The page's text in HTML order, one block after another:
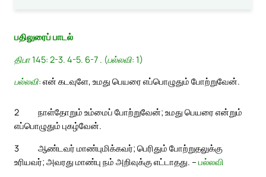
பதிலுரைப் பாடல்
திபா 145: 2-3. 4-5. 6-7 . (பல்லவி: 1)
பல்லவி: என் கடவுளே, உமது பெயரை எப்பொழுதும் போற்றுவேன்.
2
நாள்தோறும் உம்மைப் போற்றுவேன்; உமது பெயரை என்றும்
எப்பொழுதும் புகழ்வேன்.
3
ஆண்டவர் மாண்புமிக்கவர்; பெரிதும் போற்றுதலுக்கு
உரியவர்; அவரது மாண்பு நம் அறிவுக்கு எட்டாதது. – பல்லவி